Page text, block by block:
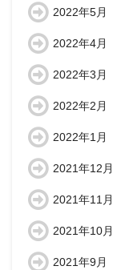
2022年5月
2022年4月
2022年3月
2022年2月
2022年1月
2021年12月
2021年11月
2021年10月
2021年9月